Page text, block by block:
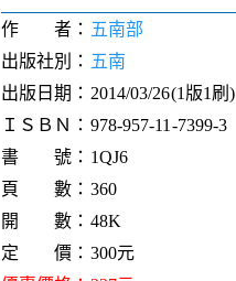
作 者： 五南部
出版社別： 五南
出版日期：2014/03/26(1版1刷)
ＩＳＢＮ：978-957-11-7399-3
書 號：1QJ6
頁 數：360
開 數：48K
定 價：300元